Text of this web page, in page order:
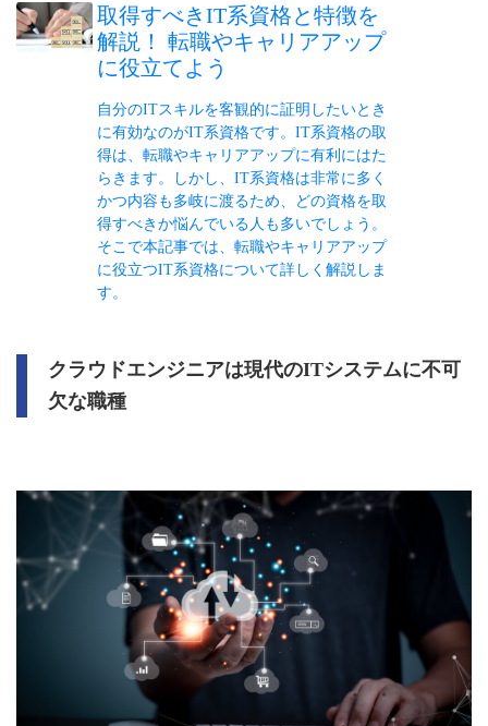
取得すべきIT系資格と特徴を
解説！ 転職やキャリアアップ
に役立てよう
自分のITスキルを客観的に証明したいとき
に有効なのがIT系資格です。IT系資格の取
得は、転職やキャリアアップに有利にはた
らきます。しかし、IT系資格は非常に多く
かつ内容も多岐に渡るため、どの資格を取
得すべきか悩んでいる人も多いでしょう。
そこで本記事では、転職やキャリアアップ
に役立つIT系資格について詳しく解説しま
す。
クラウドエンジニアは現代のITシステムに不可
欠な職種